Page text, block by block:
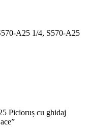
A25 1/4, S570-A25
Picioruș cu ghidaj